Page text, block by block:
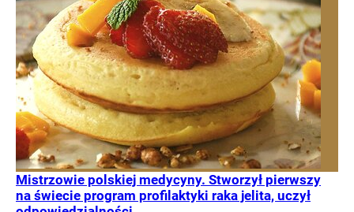
Mistrzowie polskiej medycyny. Stworzył pierwszy
na świecie program profilaktyki raka jelita, uczył